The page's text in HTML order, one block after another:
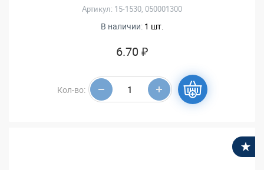
Артикул: 15-1530, 050001300
В наличии: 1 шт.
6.70 ₽
Кол-во: